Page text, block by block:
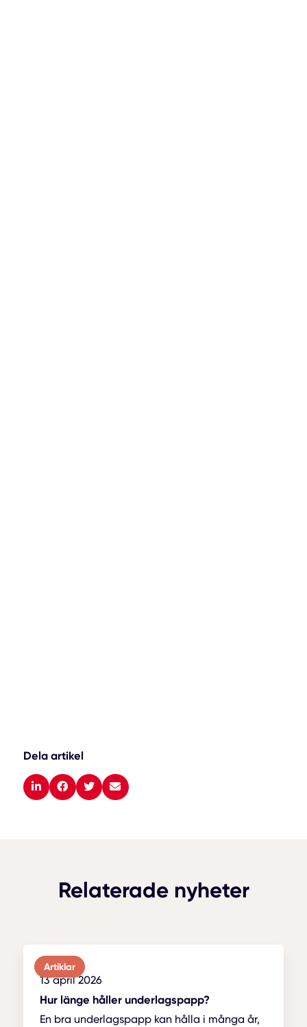
Dela artikel
Relaterade nyheter
13 april 2026
Artiklar
Hur länge håller underlagspapp?
En bra underlagspapp kan hålla i många år,